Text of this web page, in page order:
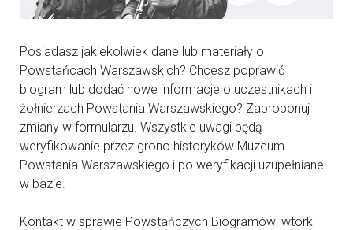
Posiadasz jakiekolwiek dane lub materiały o
Powstańcach Warszawskich? Chcesz poprawić
biogram lub dodać nowe informacje o uczestnikach i
żołnierzach Powstania Warszawskiego? Zaproponuj
zmiany w formularzu. Wszystkie uwagi będą
weryfikowanie przez grono historyków Muzeum
Powstania Warszawskiego i po weryfikacji uzupełniane
w bazie.
Kontakt w sprawie Powstańczych Biogramów: wtorki